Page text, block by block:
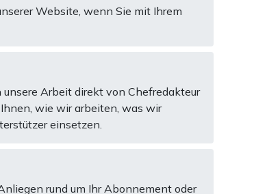
Website, wenn Sie mit Ihrem
Arbeit direkt von Chefredakteur
wie wir arbeiten, was wir
einsetzen.
rund um Ihr Abonnement oder